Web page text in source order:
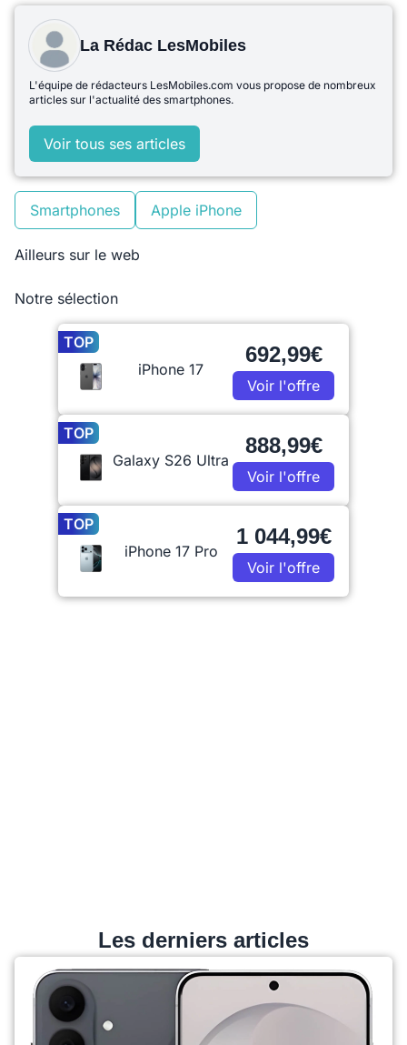
La Rédac LesMobiles
L'équipe de rédacteurs LesMobiles.com vous propose de nombreux
articles sur l'actualité des smartphones.
Voir tous ses articles
Smartphones Apple iPhone
Ailleurs sur le web
Notre sélection
TOP
iPhone 17
692,99€
Voir l'offre
TOP
Galaxy S26 Ultra
888,99€
Voir l'offre
TOP
iPhone 17 Pro
1 044,99€
Voir l'offre
Les derniers articles